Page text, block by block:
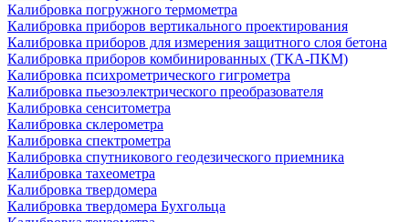
Калибровка погружного термометра
Калибровка приборов вертикального проектирования
Калибровка приборов для измерения защитного слоя бетона
Калибровка приборов комбинированных (ТКА-ПКМ)
Калибровка психрометрического гигрометра
Калибровка пьезоэлектрического преобразователя
Калибровка сенситометра
Калибровка склерометра
Калибровка спектрометра
Калибровка спутникового геодезического приемника
Калибровка тахеометра
Калибровка твердомера
Калибровка твердомера Бухгольца